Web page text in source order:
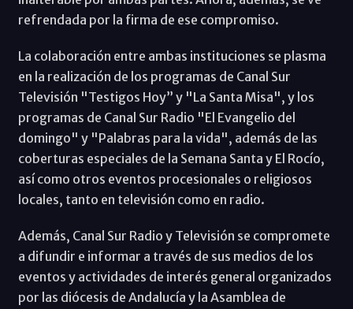
refrendada por la firma de ese compromiso.
La colaboración entre ambas instituciones se plasma
en la realización de los programas de Canal Sur
Televisión "Testigos Hoy” y "La Santa Misa", y los
programas de Canal Sur Radio "El Evangelio del
domingo" y "Palabras para la vida", además de las
coberturas especiales de la Semana Santa y El Rocío,
así como otros eventos procesionales o religiosos
locales, tanto en televisión como en radio.
Además, Canal Sur Radio y Televisión se compromete
a difundir e informar a través de sus medios de los
eventos y actividades de interés general organizados
por las diócesis de Andalucía y la Asamblea de